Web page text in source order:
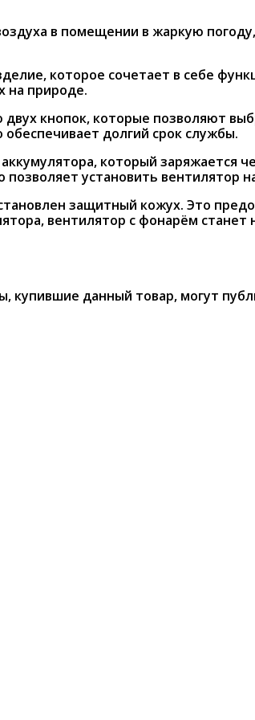
в помещении в жаркую
которое сочетает в себе
на природе.
кнопок, которые позволяют
долгий срок службы.
который заряжается
установить вентилятор
защитный кожух. Это
вентилятор с фонарём
купившие данный товар, могут